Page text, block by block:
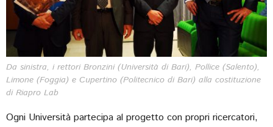
Da sinistra, i rettori Bronzini (Università di Bari), Pollice (Salento),
Limone (Foggia) e Cupertino (Politecnico di Bari) alla costituzione
di Riapro Lab
Ogni Università partecipa al progetto con propri ricercatori,